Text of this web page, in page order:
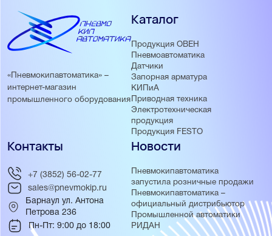
«Пневмокипавтоматика» –
интернет-магазин
промышленного оборудования
Каталог
Продукция ОВЕН
Пневмоавтоматика
Датчики
Запорная арматура
КИПиА
Приводная техника
Электротехническая
продукция
Продукция FESTO
Новости
Пневмокипавтоматика
запустила розничные продажи
Пневмокипавтоматика –
официальный дистрибьютор
Промышленной автоматики
РИДАН
Контакты
+7 (3852) 56-02-77
sales@pnevmokip.ru
Барнаул ул. Антона
Петрова 236
Пн-Пт: 9:00 до 18:00